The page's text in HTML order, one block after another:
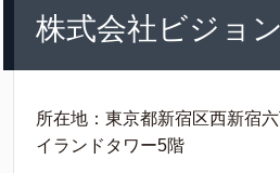
株式会社ビジョン
所在地：東京都新宿区西新宿
イランドタワー5階